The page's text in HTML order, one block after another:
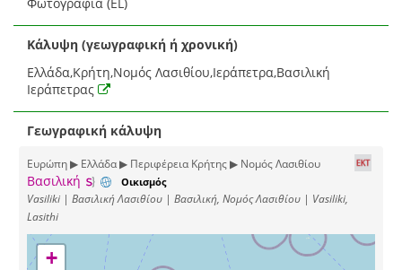
Κάλυψη (γεωγραφική ή χρονική)
Ελλάδα,Κρήτη,Νομός Λασιθίου,Ιεράπετρα,Βασιλική
Ιεράπετρας
Γεωγραφική κάλυψη
Ευρώπη ▶ Ελλάδα ▶ Περιφέρεια Κρήτης ▶ Νομός Λασιθίου
Βασιλική Οικισμός
Vasiliki | Βασιλική Λασιθίου | Βασιλική, Νομός Λασιθίου | Vasiliki,
Lasithi
+